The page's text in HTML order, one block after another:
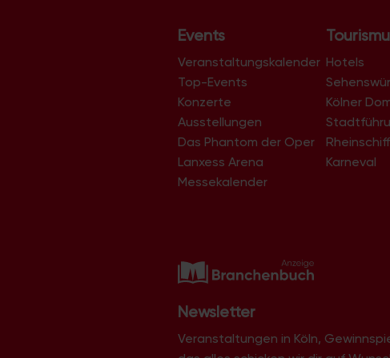
t
u
n
g
-
N
a
a
i
o
Events
Veranstaltungskalender
Top-Events
Konzerte
Ausstellungen
Das Phantom der Oper
Lanxess Arena
Messekalender
Hotels
Kölner
Karneval
Newsletter
Veranstaltungen in Köln,